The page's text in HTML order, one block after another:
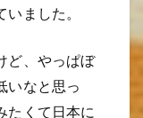
ました。
ど、やっぱぼ
いなと思っ
たくて日本に